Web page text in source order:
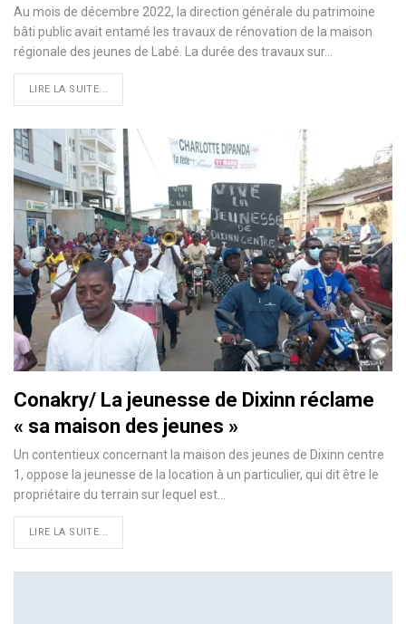
Au mois de décembre 2022, la direction générale du patrimoine
bâti public avait entamé les travaux de rénovation de la maison
régionale des jeunes de Labé. La durée des travaux sur…
LIRE LA SUITE...
Conakry/ La jeunesse de Dixinn réclame
« sa maison des jeunes »
Un contentieux concernant la maison des jeunes de Dixinn centre
1, oppose la jeunesse de la location à un particulier, qui dit être le
propriétaire du terrain sur lequel est…
LIRE LA SUITE...